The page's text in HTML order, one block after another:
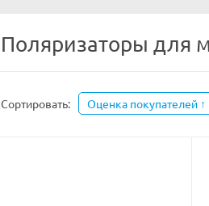
Поляризаторы для
Сортировать: Оценка покупателей